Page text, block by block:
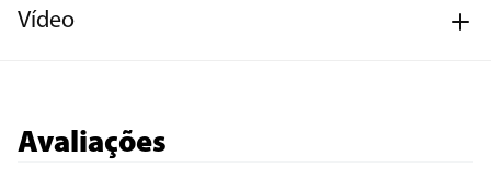
Vídeo
Avaliações